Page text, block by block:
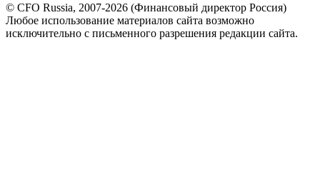
© CFO Russia, 2007-2026 (Финансовый директор Россия)
Любое использование материалов сайта возможно
исключительно с письменного разрешения редакции сайта.